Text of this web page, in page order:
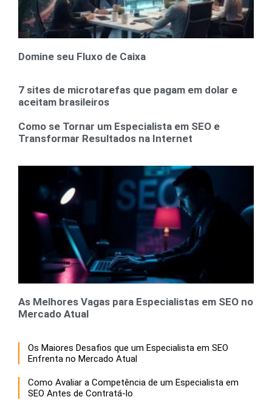
Domine seu Fluxo de Caixa
7 sites de microtarefas que pagam em dolar e
aceitam brasileiros
Como se Tornar um Especialista em SEO e
Transformar Resultados na Internet
As Melhores Vagas para Especialistas em SEO no
Mercado Atual
Os Maiores Desafios que um Especialista em SEO
Enfrenta no Mercado Atual
Como Avaliar a Competência de um Especialista em
SEO Antes de Contratá-lo